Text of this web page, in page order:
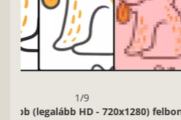
Elégedett vásárló: 249 435
Facebook követő: 63 836
Instagram követő: 11 008